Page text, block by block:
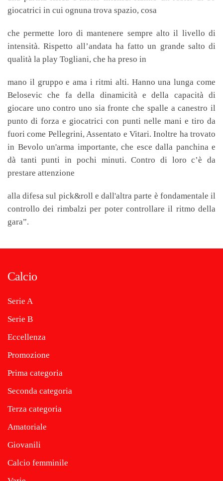
giocatrici in cui ognuna trova spazio, cosa
che permette loro di mantenere sempre alto il livello di
intensità. Rispetto all’andata ha fatto un grande salto di
qualità la play Togliani, che ha preso in
mano il gruppo e ama i ritmi alti. Hanno una lunga come
Belosevic che fa della dinamicità e della capacità di
giocare uno contro uno sia fronte che spalle a canestro il
punto di forza e giocatrici con punti nelle mani e tiro da
fuori come Pellegrini, Assentato e Vitari. Inoltre ha trovato
in Bevolo un'arma importante, che esce dalla panchina e
dà tanti punti in pochi minuti. Contro di loro c’è da
prestare attenzione
alla difesa sul pick&roll e dall'altra parte è fondamentale il
controllo dei rimbalzi per poter controllare il ritmo della
gara”.
Calcio
Serie A
Serie B
Eccellenza
Promozione
Prima categoria
Seconda categoria
Terza categoria
Amatoriale
Giovanili
Calcio femminile